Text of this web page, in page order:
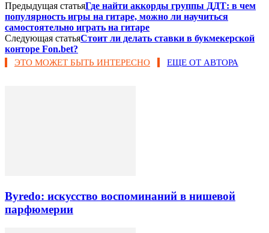
Предыдущая статьяГде найти аккорды группы ДДТ: в чем
популярность игры на гитаре, можно ли научиться
самостоятельно играть на гитаре
Следующая статьяСтоит ли делать ставки в букмекерской
конторе Fon.bet?
ЭТО МОЖЕТ БЫТЬ ИНТЕРЕСНО ЕЩЕ ОТ АВТОРА
Byredo: искусство воспоминаний в нишевой
парфюмерии